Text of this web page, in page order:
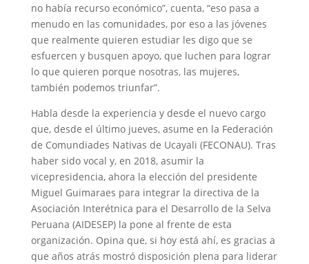
no había recurso económico”, cuenta, “eso pasa a
menudo en las comunidades, por eso a las jóvenes
que realmente quieren estudiar les digo que se
esfuercen y busquen apoyo, que luchen para lograr
lo que quieren porque nosotras, las mujeres,
también podemos triunfar”.
Habla desde la experiencia y desde el nuevo cargo
que, desde el último jueves, asume en la Federación
de Comundiades Nativas de Ucayali (FECONAU). Tras
haber sido vocal y, en 2018, asumir la
vicepresidencia, ahora la elección del presidente
Miguel Guimaraes para integrar la directiva de la
Asociación Interétnica para el Desarrollo de la Selva
Peruana (AIDESEP) la pone al frente de esta
organización. Opina que, si hoy está ahí, es gracias a
que años atrás mostró disposición plena para liderar